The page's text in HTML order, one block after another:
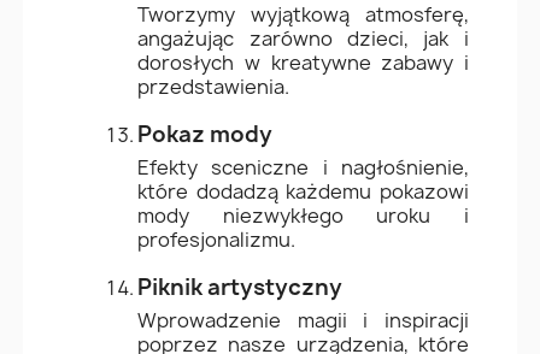
Tworzymy wyjątkową atmosferę,
angażując zarówno dzieci, jak i
dorosłych w kreatywne zabawy i
przedstawienia.
Pokaz mody
Efekty sceniczne i nagłośnienie,
które dodadzą każdemu pokazowi
mody niezwykłego uroku i
profesjonalizmu.
Piknik artystyczny
Wprowadzenie magii i inspiracji
poprzez nasze urządzenia, które